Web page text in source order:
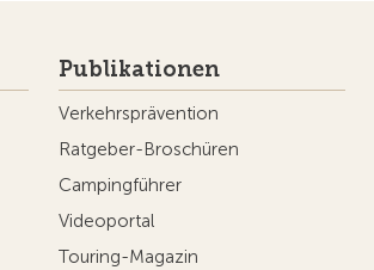
Publikationen
Verkehrsprävention
Ratgeber-Broschüren
Campingführer
Videoportal
Touring-Magazin